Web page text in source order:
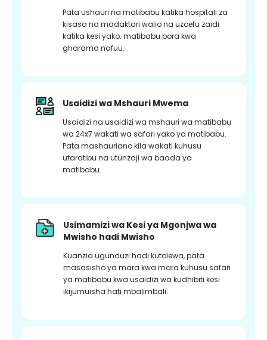
Pata ushauri na matibabu katika hospitali za
kisasa na madaktari walio na uzoefu zaidi
katika kesi yako. matibabu bora kwa
gharama nafuu.
Usaidizi wa Mshauri Mwema
Usaidizi na usaidizi wa mshauri wa matibabu
wa 24x7 wakati wa safari yako ya matibabu.
Pata mashauriano kila wakati kuhusu
utaratibu na utunzaji wa baada ya
matibabu.
Usimamizi wa Kesi ya Mgonjwa wa
Mwisho hadi Mwisho
Kuanzia ugunduzi hadi kutolewa, pata
masasisho ya mara kwa mara kuhusu safari
ya matibabu kwa usaidizi wa kudhibiti kesi
ikijumuisha hati mbalimbali.